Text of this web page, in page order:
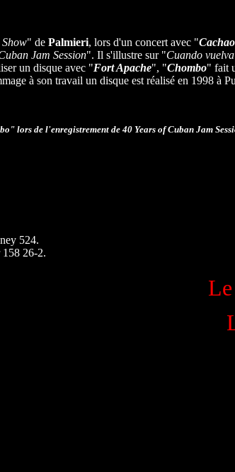
" de Palmieri, lors d'un concert avec "Cachao
Jam Session". Il s'illustre sur "Cuando
un disque avec "Fort Apache", "Chombo" fait
à son travail un disque est réalisé en 1998 à
" lors de l'enregistrement de 40 Years of Cuban Jam
524.
26-2.